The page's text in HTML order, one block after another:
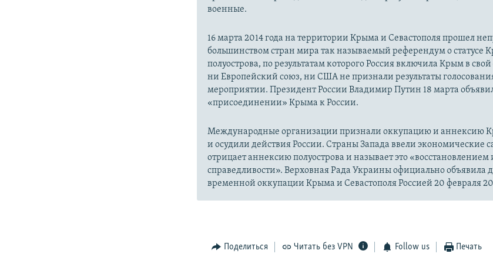
военные.
16 марта 2014 года на территории Крыма и Севастополя прошел
большинством стран мира так называемый референдум о статусе
полуострова, по результатам которого Россия включила Крым в
ни Европейский союз, ни США не признали результаты
мероприятии. Президент России Владимир Путин 18 марта
«присоединении» Крыма к России.
Международные организации признали оккупацию и аннексию
и осудили действия России. Страны Запада ввели экономические
отрицает аннексию полуострова и называет это «восстановлением
справедливости». Верховная Рада Украины официально объявила
временной оккупации Крыма и Севастополя Россией 20 февраля
Поделиться Читать без VPN Follow us Печать